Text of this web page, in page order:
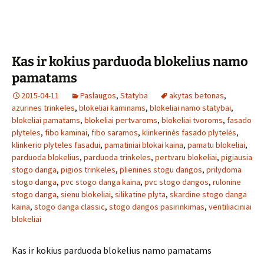
Kas ir kokius parduoda blokelius namo
pamatams
2015-04-11 Paslaugos, Statyba akytas betonas,
azurines trinkeles, blokeliai kaminams, blokeliai namo statybai,
blokeliai pamatams, blokeliai pertvaroms, blokeliai tvoroms, fasado
plyteles, fibo kaminai, fibo saramos, klinkerinės fasado plytelės,
klinkerio plyteles fasadui, pamatiniai blokai kaina, pamatu blokeliai,
parduoda blokelius, parduoda trinkeles, pertvaru blokeliai, pigiausia
stogo danga, pigios trinkeles, plienines stogu dangos, prilydoma
stogo danga, pvc stogo danga kaina, pvc stogo dangos, rulonine
stogo danga, sienu blokeliai, silikatine plyta, skardine stogo danga
kaina, stogo danga classic, stogo dangos pasirinkimas, ventiliaciniai
blokeliai
Kas ir kokius parduoda blokelius namo pamatams